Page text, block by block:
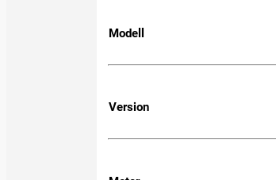
Modell
Version